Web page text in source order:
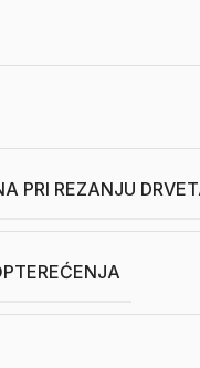
PRI REZANJU